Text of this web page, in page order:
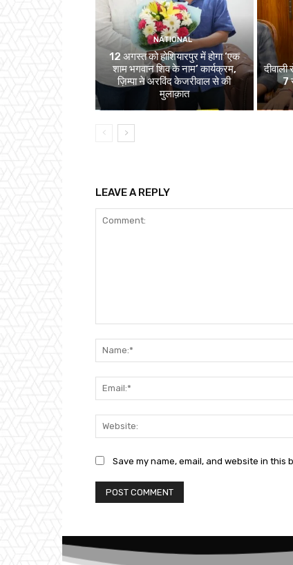
NATIONAL
12 अगस्त को होशियारपुर में होगा ‘एक
शाम भगवान शिव के नाम’ कार्यक्रम,
ज़िम्पा ने अरविंद केजरीवाल से की
मुलाक़ात
7
LEAVE A REPLY
Save my name, email, and website in this